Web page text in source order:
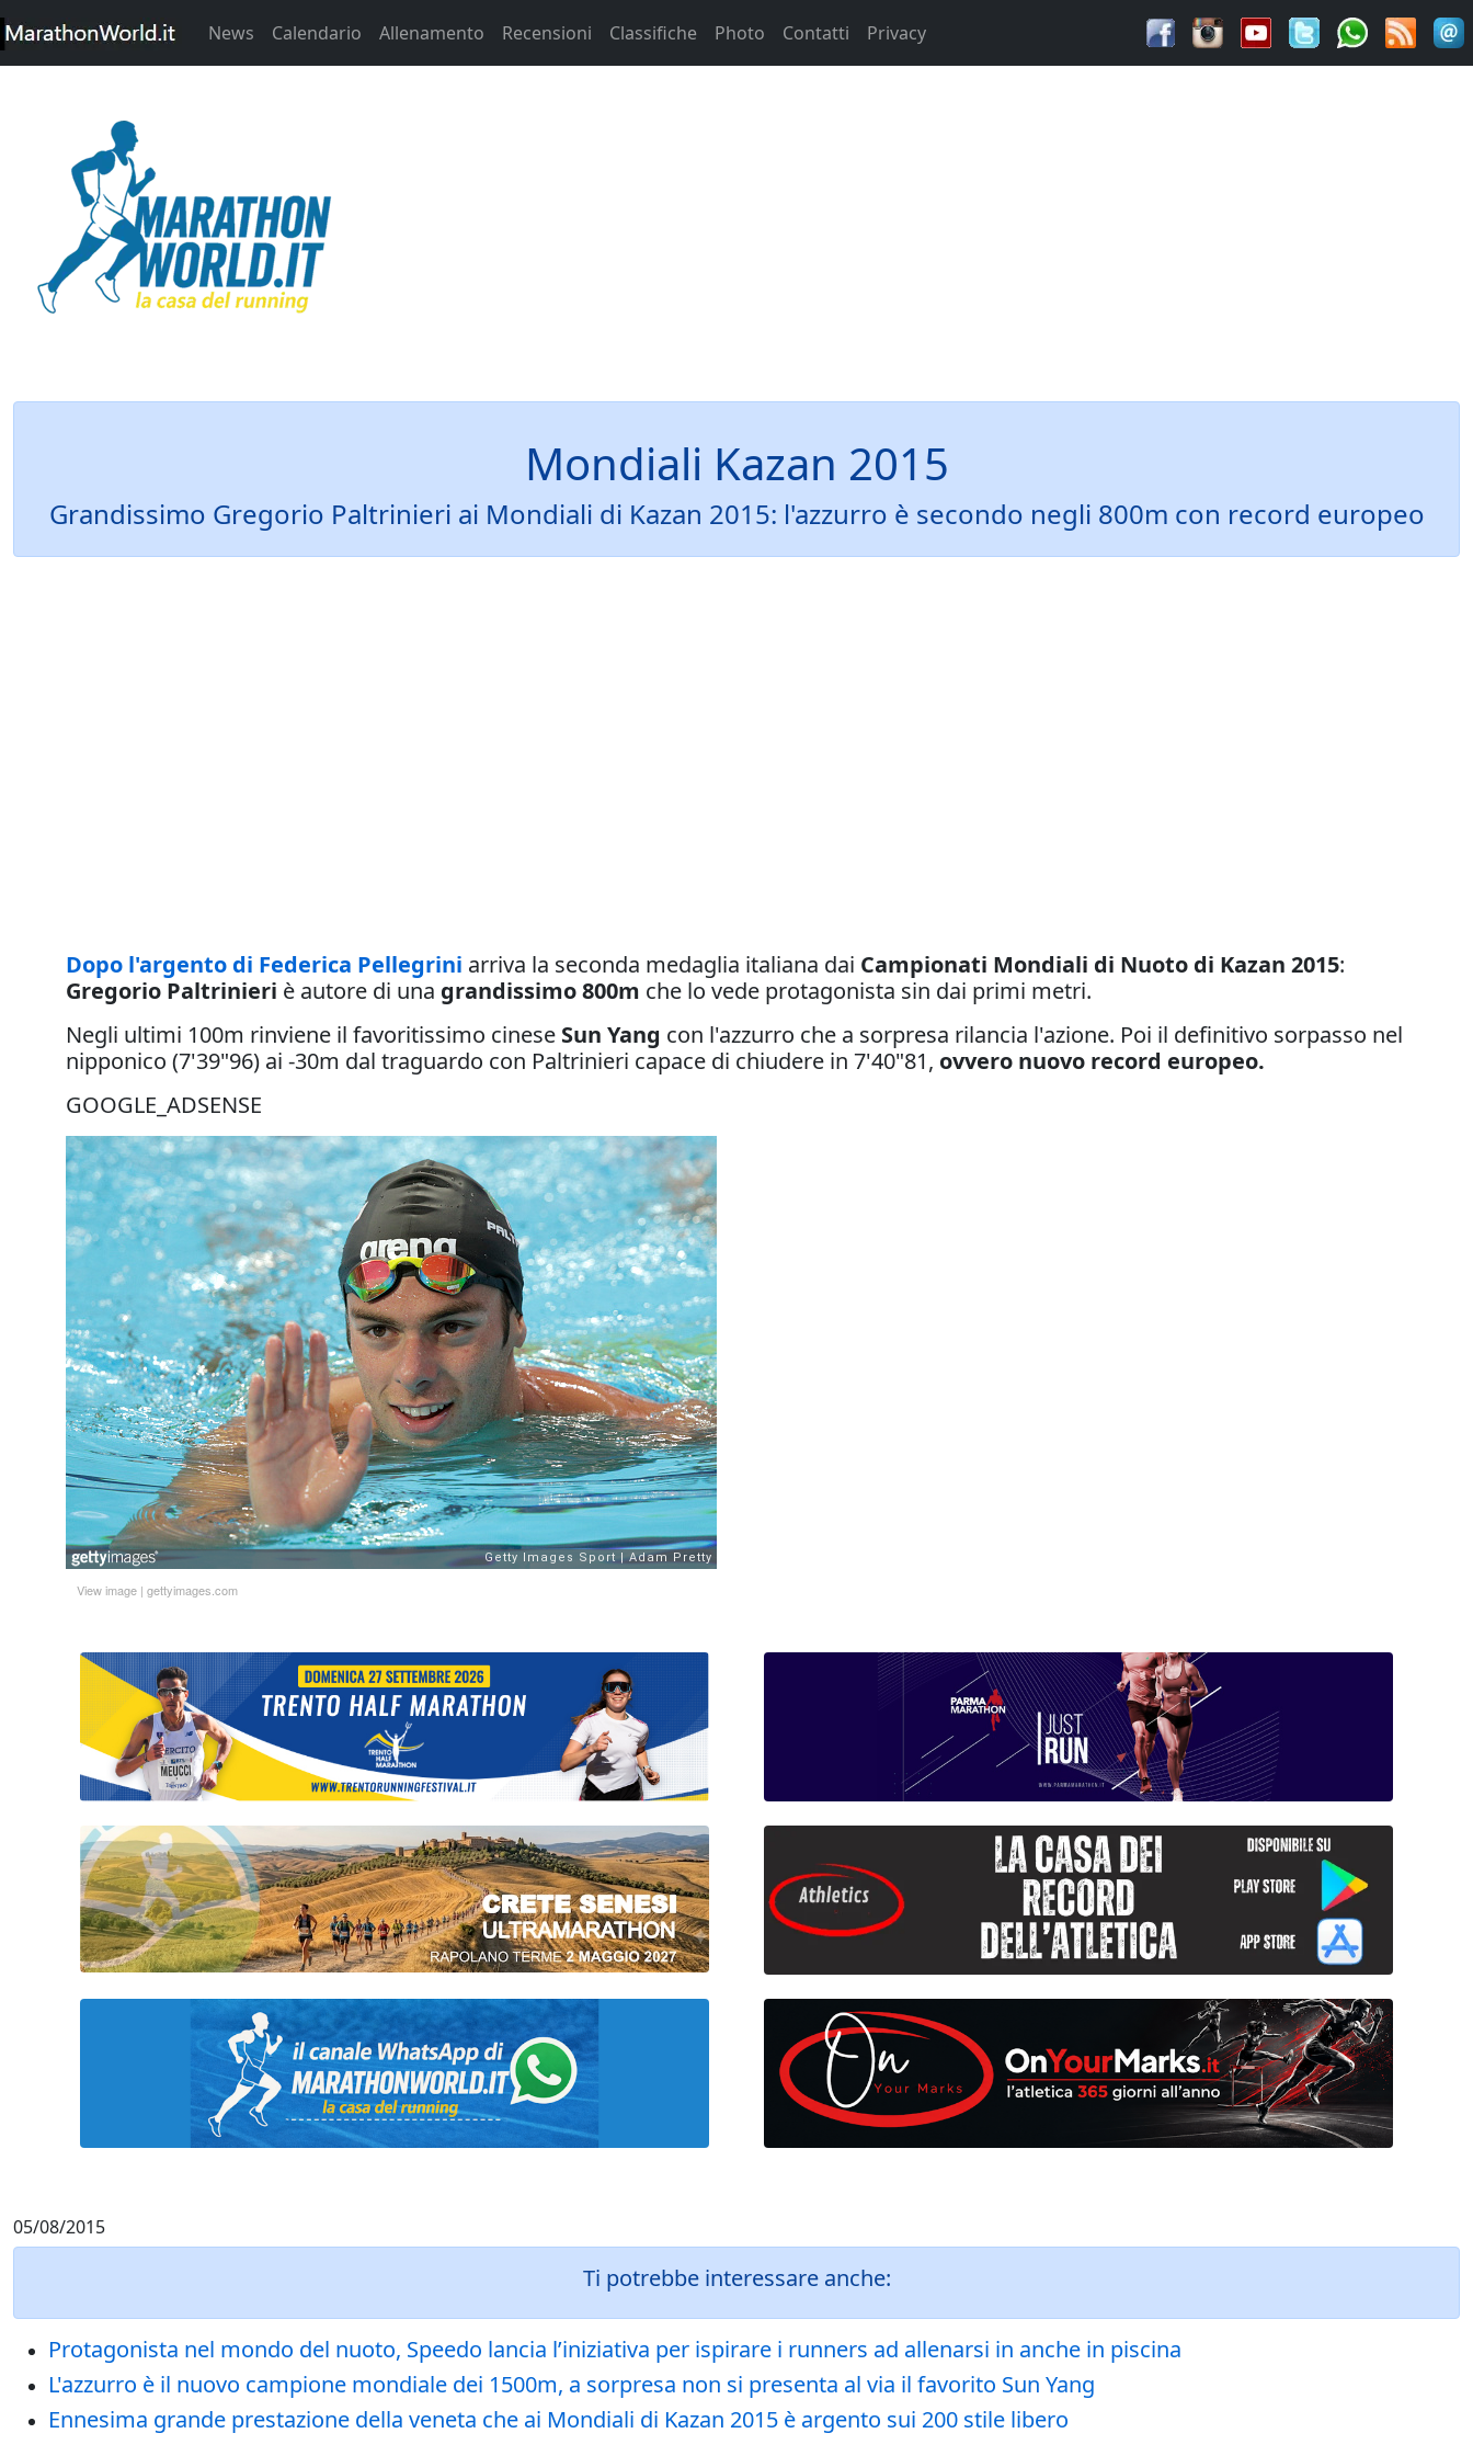
News Calendario Allenamento Recensioni Classifiche Photo Contatti Privacy
Mondiali Kazan 2015
Grandissimo Gregorio Paltrinieri ai Mondiali di Kazan 2015: l'azzurro è secondo negli 800m con record europeo
Dopo l'argento di Federica Pellegrini arriva la seconda medaglia italiana dai Campionati Mondiali di Nuoto di Kazan 2015:
Gregorio Paltrinieri è autore di una grandissimo 800m che lo vede protagonista sin dai primi metri.
Negli ultimi 100m rinviene il favoritissimo cinese Sun Yang con l'azzurro che a sorpresa rilancia l'azione. Poi il definitivo sorpasso nel
nipponico (7'39"96) ai -30m dal traguardo con Paltrinieri capace di chiudere in 7'40"81, ovvero nuovo record europeo.
GOOGLE_ADSENSE
View image | gettyimages.com
05/08/2015
Ti potrebbe interessare anche:
Protagonista nel mondo del nuoto, Speedo lancia l’iniziativa per ispirare i runners ad allenarsi in anche in piscina
L'azzurro è il nuovo campione mondiale dei 1500m, a sorpresa non si presenta al via il favorito Sun Yang
Ennesima grande prestazione della veneta che ai Mondiali di Kazan 2015 è argento sui 200 stile libero